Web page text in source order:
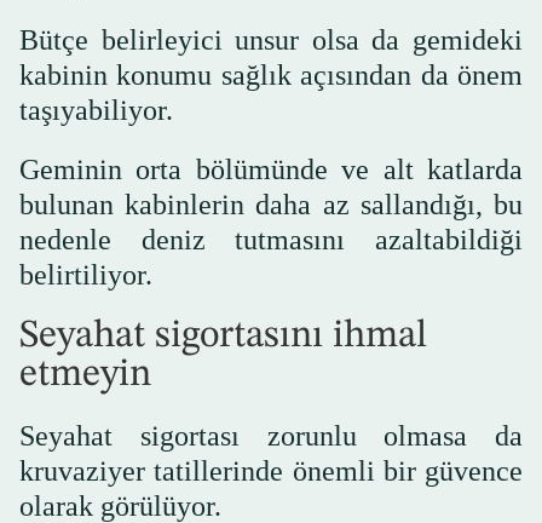
Bütçe belirleyici unsur olsa da gemideki
kabinin konumu sağlık açısından da önem
taşıyabiliyor.
Geminin orta bölümünde ve alt katlarda
bulunan kabinlerin daha az sallandığı, bu
nedenle deniz tutmasını azaltabildiği
belirtiliyor.
Seyahat sigortasını ihmal
etmeyin
Seyahat sigortası zorunlu olmasa da
kruvaziyer tatillerinde önemli bir güvence
olarak görülüyor.